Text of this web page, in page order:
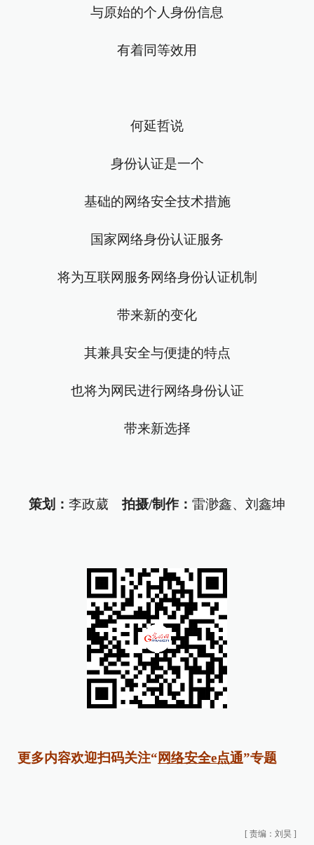
与原始的个人身份信息
有着同等效用
何延哲说
身份认证是一个
基础的网络安全技术措施
国家网络身份认证服务
将为互联网服务网络身份认证机制
带来新的变化
其兼具安全与便捷的特点
也将为网民进行网络身份认证
带来新选择
策划： 李政葳拍摄/制作： 雷渺鑫、刘鑫坤
更多内容欢迎扫码关注“网络安全e点通”专题
[ 责编：刘昊 ]